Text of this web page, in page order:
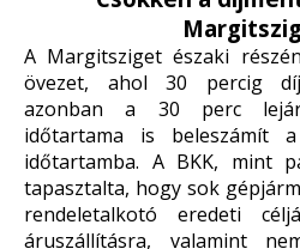
A Margitsziget északi
övezet, ahol 30 percig
azonban a 30 perc
időtartama is beleszámít
időtartamba. A BKK, mint
tapasztalta, hogy sok
rendeletalkotó eredeti
áruszállításra, valamint